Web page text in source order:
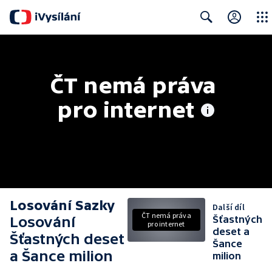
ČT nemá práva
pro internet
Losování Sazky
Losování
Šťastných deset
a Šance milion
ČT nemá práva
pro internet
Další díl
Šťastných
deset a
Šance
milion